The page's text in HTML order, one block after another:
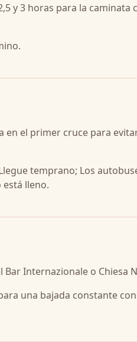
y 3 horas para la caminata
en el primer cruce para
temprano; Los
lleno.
Internazionale o Chiesa
una bajada constante con